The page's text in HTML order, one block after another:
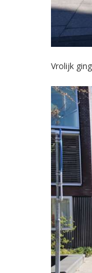
Vrolijk